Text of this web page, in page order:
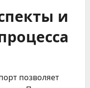
и
позволяет